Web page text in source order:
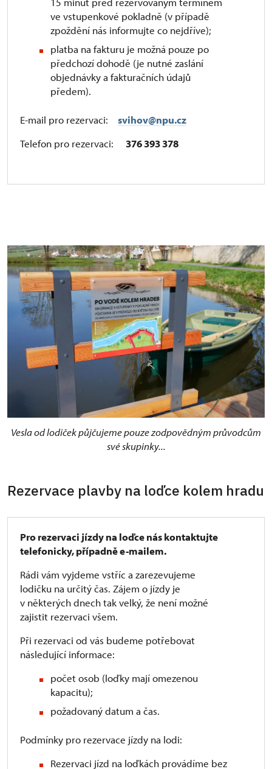
ve vstupenkové pokladně (v případě
zpoždění nás informujte co nejdříve);
platba na fakturu je možná pouze po
předchozí dohodě (je nutné zaslání
objednávky a fakturačních údajů
předem).
E-mail pro rezervaci: svihov@npu.cz
Telefon pro rezervaci: 376 393 378
Vesla od lodiček půjčujeme pouze zodpovědným průvodcům
své skupinky...
Rezervace plavby na loďce kolem hradu
Pro rezervaci jízdy na loďce nás kontaktujte
telefonicky, případně e-mailem.
Rádi vám vyjdeme vstříc a zarezevujeme
lodičku na určitý čas. Zájem o jízdy je
v některých dnech tak velký, že není možné
zajistit rezervaci všem.
Při rezervaci od vás budeme potřebovat
následující informace:
počet osob (loďky mají omezenou
kapacitu);
požadovaný datum a čas.
Podmínky pro rezervace jízdy na lodi:
Rezervaci jízd na loďkách provádíme bez